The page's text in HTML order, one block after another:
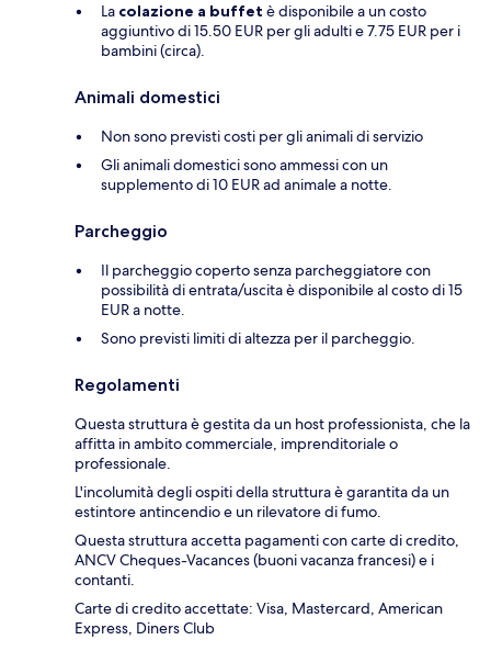
La colazione a buffet è disponibile a un costo
aggiuntivo di 15.50 EUR per gli adulti e 7.75 EUR per i
bambini (circa).
Animali domestici
Non sono previsti costi per gli animali di servizio
Gli animali domestici sono ammessi con un
supplemento di 10 EUR ad animale a notte.
Parcheggio
Il parcheggio coperto senza parcheggiatore con
possibilità di entrata/uscita è disponibile al costo di 15
EUR a notte.
Sono previsti limiti di altezza per il parcheggio.
Regolamenti
Questa struttura è gestita da un host professionista, che la
affitta in ambito commerciale, imprenditoriale o
professionale.
L'incolumità degli ospiti della struttura è garantita da un
estintore antincendio e un rilevatore di fumo.
Questa struttura accetta pagamenti con carte di credito,
ANCV Cheques-Vacances (buoni vacanza francesi) e i
contanti.
Carte di credito accettate: Visa, Mastercard, American
Express, Diners Club